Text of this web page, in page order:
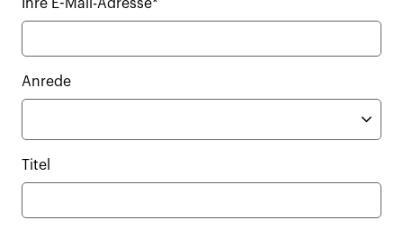
Ihre E-Mail-Adresse*
Anrede
Titel